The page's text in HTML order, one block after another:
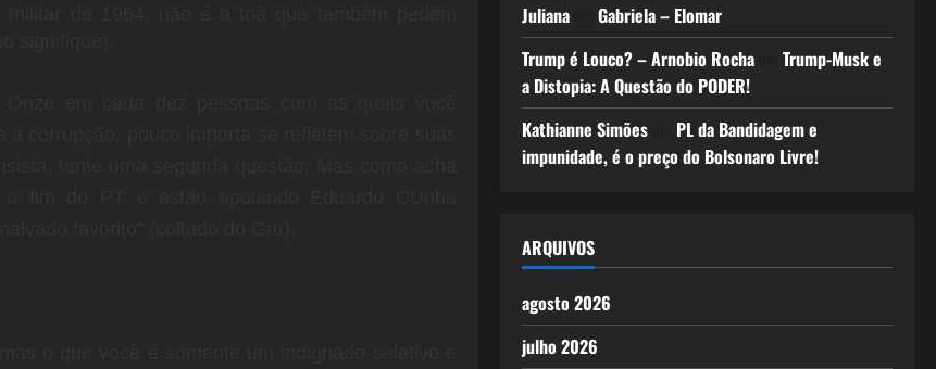
Julianaem Gabriela – Elomar
Trump é Louco? – Arnobio Rochaem Trump-Musk e
a Distopia: A Questão do PODER!
Kathianne Simõesem PL da Bandidagem e
impunidade, é o preço do Bolsonaro Livre!
ARQUIVOS
agosto 2026
julho 2026